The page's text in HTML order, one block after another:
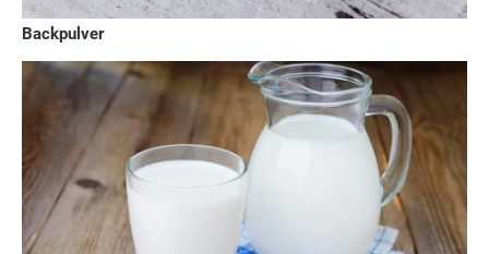
Backpulver